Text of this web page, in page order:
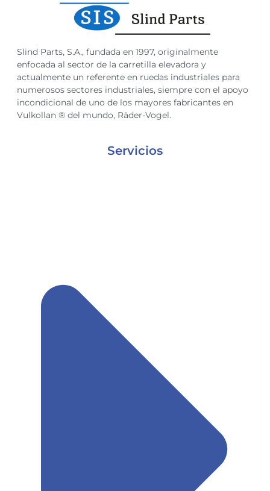
Slind Parts, S.A., fundada en 1997, originalmente
enfocada al sector de la carretilla elevadora y
actualmente un referente en ruedas industriales para
numerosos sectores industriales, siempre con el apoyo
incondicional de uno de los mayores fabricantes en
Vulkollan ® del mundo, Räder-Vogel.
Servicios